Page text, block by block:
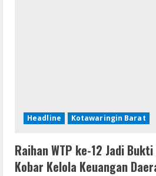
Headline Kotawaringin Barat
Raihan WTP ke-12 Jadi
Kobar Kelola Keuangan